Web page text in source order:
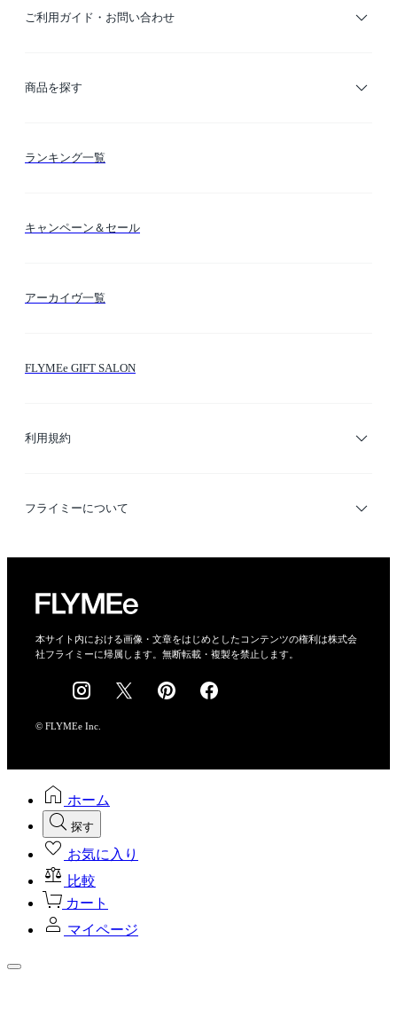
ご利用ガイド・お問い合わせ
ご利用ガイド
商品を探す
カテゴリー検索
ランキング一覧
キャンペーン＆セール
アーカイヴ一覧
FLYMEe GIFT SALON
利用規約
利用規約
フライミーについて
会社概要
採用情報
本サイト内における画像・文章をはじめとしたコンテンツの権利は株式会
社フライミーに帰属します。無断転載・複製を禁止します。
© FLYMEe Inc.
ホーム
探す
お気に入り
比較
カート
マイページ